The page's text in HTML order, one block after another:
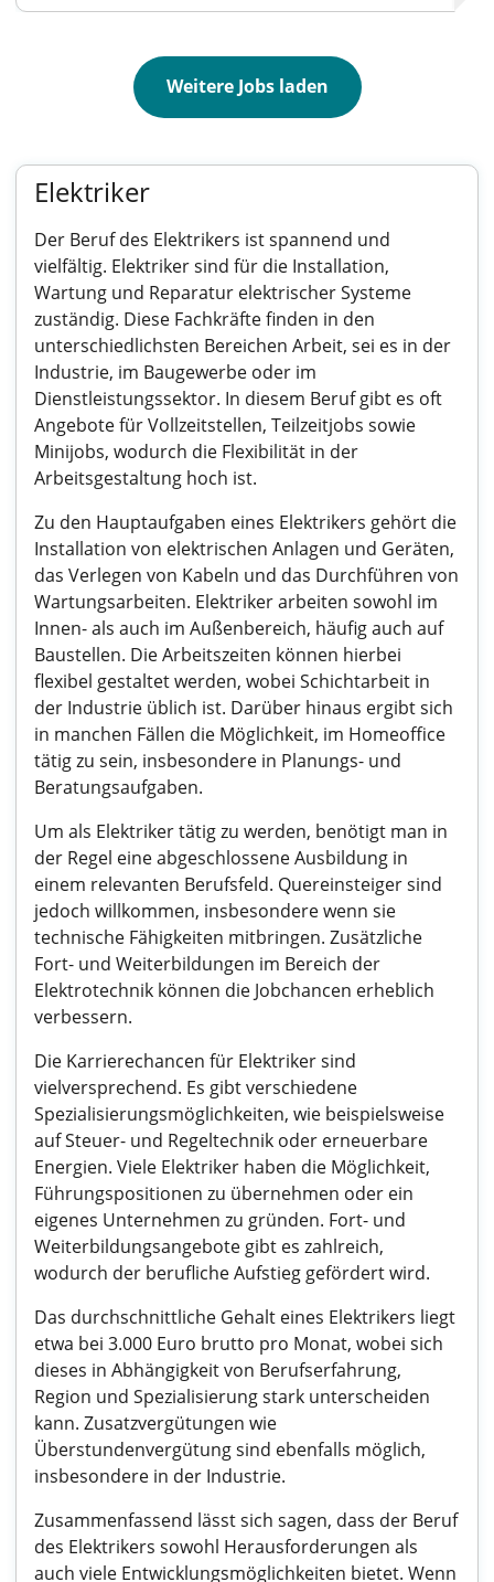
Weitere Jobs laden
Elektriker
Der Beruf des Elektrikers ist spannend und
vielfältig. Elektriker sind für die Installation,
Wartung und Reparatur elektrischer Systeme
zuständig. Diese Fachkräfte finden in den
unterschiedlichsten Bereichen Arbeit, sei es in der
Industrie, im Baugewerbe oder im
Dienstleistungssektor. In diesem Beruf gibt es oft
Angebote für Vollzeitstellen, Teilzeitjobs sowie
Minijobs, wodurch die Flexibilität in der
Arbeitsgestaltung hoch ist.
Zu den Hauptaufgaben eines Elektrikers gehört die
Installation von elektrischen Anlagen und Geräten,
das Verlegen von Kabeln und das Durchführen von
Wartungsarbeiten. Elektriker arbeiten sowohl im
Innen- als auch im Außenbereich, häufig auch auf
Baustellen. Die Arbeitszeiten können hierbei
flexibel gestaltet werden, wobei Schichtarbeit in
der Industrie üblich ist. Darüber hinaus ergibt sich
in manchen Fällen die Möglichkeit, im Homeoffice
tätig zu sein, insbesondere in Planungs- und
Beratungsaufgaben.
Um als Elektriker tätig zu werden, benötigt man in
der Regel eine abgeschlossene Ausbildung in
einem relevanten Berufsfeld. Quereinsteiger sind
jedoch willkommen, insbesondere wenn sie
technische Fähigkeiten mitbringen. Zusätzliche
Fort- und Weiterbildungen im Bereich der
Elektrotechnik können die Jobchancen erheblich
verbessern.
Die Karrierechancen für Elektriker sind
vielversprechend. Es gibt verschiedene
Spezialisierungsmöglichkeiten, wie beispielsweise
auf Steuer- und Regeltechnik oder erneuerbare
Energien. Viele Elektriker haben die Möglichkeit,
Führungspositionen zu übernehmen oder ein
eigenes Unternehmen zu gründen. Fort- und
Weiterbildungsangebote gibt es zahlreich,
wodurch der berufliche Aufstieg gefördert wird.
Das durchschnittliche Gehalt eines Elektrikers liegt
etwa bei 3.000 Euro brutto pro Monat, wobei sich
dieses in Abhängigkeit von Berufserfahrung,
Region und Spezialisierung stark unterscheiden
kann. Zusatzvergütungen wie
Überstundenvergütung sind ebenfalls möglich,
insbesondere in der Industrie.
Zusammenfassend lässt sich sagen, dass der Beruf
des Elektrikers sowohl Herausforderungen als
auch viele Entwicklungsmöglichkeiten bietet. Wenn